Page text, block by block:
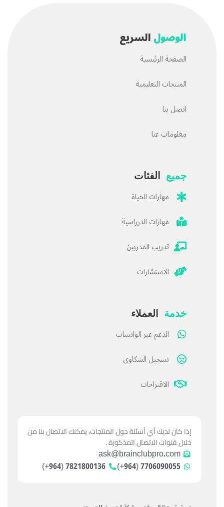
الوصولالسريع
الصفحة الرئيسية
المنتجات التعليمية
اتصل بنا
معلومات عنا
جميع الفئات
مهارات الحياة
مهارات الدرراسية
تدريب المدربين
الاستشارات
خدمة العملاء
الدعم عبر الواتساب
تسجيل الشكاوى
الاقتراحات
إذا كان لديك أي أسئلة حول المنتجات، يمكنك الاتصال بنا من
خلال قنوات الاتصال المذكورة .
ask@brainclubpro.com
7706090055 (964+)
7821800136 (964+)